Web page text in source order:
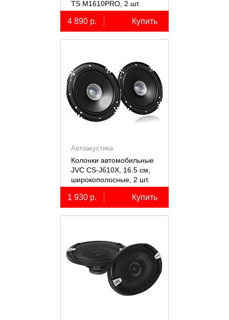
TS M1610PRO, 2 шт.
4 890 р. Купить
Автоакустика
Колонки автомобильные
JVC CS-J610X, 16.5 см,
широкополосные, 2 шт.
1 930 р. Купить